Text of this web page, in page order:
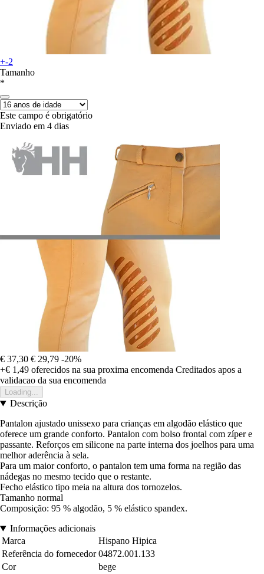
+-2
Tamanho
*
Este campo é obrigatório
Enviado em 4 dias
€ 37,30 € 29,79 -20%
+€ 1,49 oferecidos na sua proxima encomenda Creditados apos a
validacao da sua encomenda
Loading...
Descrição
Pantalon ajustado unissexo para crianças em algodão elástico que
oferece um grande conforto. Pantalon com bolso frontal com zíper e
passante. Reforços em silicone na parte interna dos joelhos para uma
melhor aderência à sela.
Para um maior conforto, o pantalon tem uma forma na região das
nádegas no mesmo tecido que o restante.
Fecho elástico tipo meia na altura dos tornozelos.
Tamanho normal
Composição: 95 % algodão, 5 % elástico spandex.
Informações adicionais
Marca
Hispano Hipica
Referência do fornecedor 04872.001.133
Cor
bege